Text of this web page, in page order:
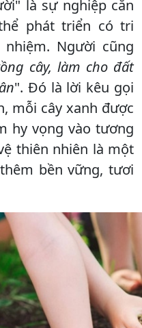
là sự nghiệp căn
phát triển có tri
Người cũng
cây, làm cho đất
". Đó là lời kêu gọi
mỗi cây xanh được
hy vọng vào tương
thiên nhiên là một
bền vững, tươi